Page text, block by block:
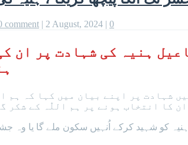
comment | 2 August, 2024 | 0
ہنیہ کی شہادت پر ان
شہادت پر اپنے بیان میں کہا کہ ہم
کا انتخاب ہونے پر ہم اللّٰہ کے شکر
کو شہید کرکے اُنہیں سکون ملے گا یا وہ